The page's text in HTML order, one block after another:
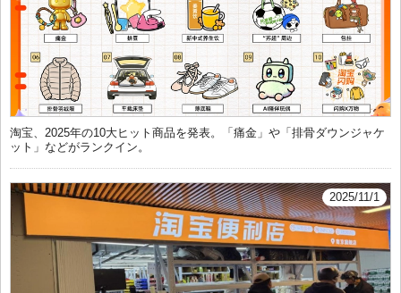
淘宝、2025年の10大ヒット商品を発表。「痛金」や「排骨ダウンジャケ
ット」などがランクイン。
2025/11/1